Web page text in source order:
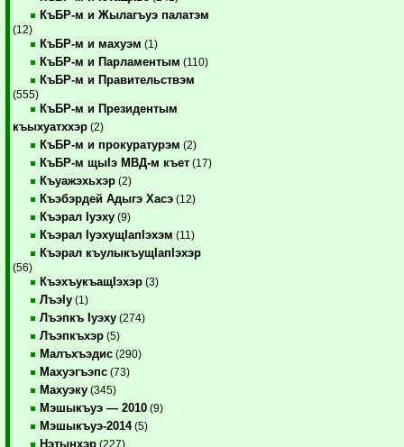
КъБР-м и Жылагъуэ палатэм
(12)
КъБР-м и махуэм (1)
КъБР-м и Парламентым (110)
КъБР-м и Правительствэм
(555)
КъБР-м и Президентым
къыхуатххэр (2)
КъБР-м и прокуратурэм (2)
КъБР-м щыIэ МВД-м къет (17)
Къуажэхьхэр (2)
Къэбэрдей Адыгэ Хасэ (12)
Къэрал Iуэху (9)
Къэрал IуэхущIапIэхэм (11)
Къэрал къулыкъущIапIэхэр
(56)
КъэхъукъащIэхэр (3)
ЛъэIу (1)
Лъэпкъ Iуэху (274)
Лъэпкъхэр (5)
Малъхъэдис (290)
Махуэгъэпс (73)
Махуэку (345)
Мэшыкъуэ — 2010 (9)
Мэшыкъуэ-2014(5)
Нэтынхэр (227)